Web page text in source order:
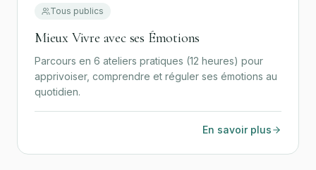
Tous publics
Mieux Vivre avec ses Émotions
Parcours en 6 ateliers pratiques (12 heures) pour
apprivoiser, comprendre et réguler ses émotions au
quotidien.
En savoir plus